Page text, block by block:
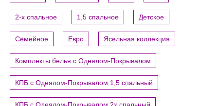
2-х спальное 1,5 спальное Детское
Семейное Евро Ясельная коллекция
Комплекты белья с Одеялом-Покрывалом
КПБ с Одеялом-Покрывалом 1,5 спальный